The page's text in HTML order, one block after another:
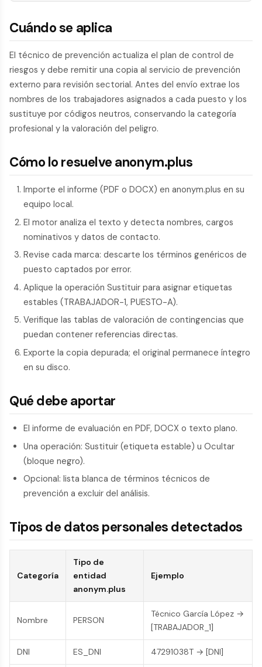
Cuándo se aplica
El técnico de prevención actualiza el plan de control de
riesgos y debe remitir una copia al servicio de prevención
externo para revisión sectorial. Antes del envío extrae los
nombres de los trabajadores asignados a cada puesto y los
sustituye por códigos neutros, conservando la categoría
profesional y la valoración del peligro.
Cómo lo resuelve anonym.plus
Importe el informe (PDF o DOCX) en anonym.plus en su
equipo local.
El motor analiza el texto y detecta nombres, cargos
nominativos y datos de contacto.
Revise cada marca: descarte los términos genéricos de
puesto captados por error.
Aplique la operación Sustituir para asignar etiquetas
estables (TRABAJADOR-1, PUESTO-A).
Verifique las tablas de valoración de contingencias que
puedan contener referencias directas.
Exporte la copia depurada; el original permanece íntegro
en su disco.
Qué debe aportar
El informe de evaluación en PDF, DOCX o texto plano.
Una operación: Sustituir (etiqueta estable) u Ocultar
(bloque negro).
Opcional: lista blanca de términos técnicos de
prevención a excluir del análisis.
Tipos de datos personales detectados
Categoría
Tipo de
entidad
anonym.plus
Ejemplo
Nombre PERSON
Técnico García López →
[TRABAJADOR_1]
DNI ES_DNI 47291038T → [DNI]